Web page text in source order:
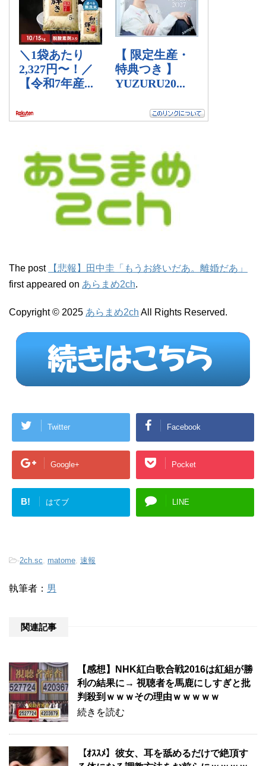
The post
【悲報】田中圭「もうお終いだあ。離婚だあ」
first appeared on あらまめ2ch.
Copyright © 2025 あらまめ2ch All Rights Reserved.
Twitter Facebook
Google+ Pocket
B! はてブ LINE
-2ch.sc matome 速報
執筆者： 男
関連記事
【感想】NHK紅白歌合戦2016は紅組が勝
利の結果に→ 視聴者を馬鹿にしすぎと批
判殺到ｗｗｗその理由ｗｗｗｗｗ
続きを読む
【ｵｽｽﾒ】彼女、耳を舐めるだけで絶頂す